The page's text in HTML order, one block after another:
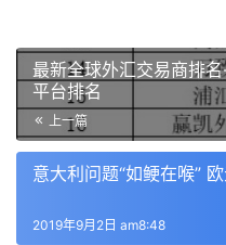
最新全球外汇交易商排
平台排名
上一篇
意大利问题“如鲠在喉”
2019年9月2日 am8:48